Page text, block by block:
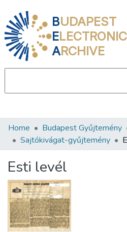
BUDAPEST
ELECTRONIC
ARCHIVE
Communities & Collections
Statistics
About us
Home Budapest Gyűjtemény
Sajtókivágat-gyűjtemény
Esti levél